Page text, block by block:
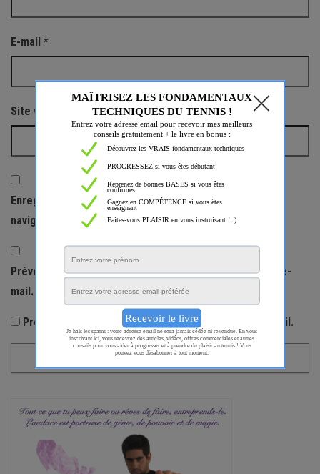
E-mail *
Site web
Enregistrer mon nom, mon e-mail et mon site dans le
navigateur pour mon prochain commentaire.
Prévenez-moi de tous les nouveaux commentaires par e-
mail.
Prévenez-moi de tous les nouveaux articles par e-mail.